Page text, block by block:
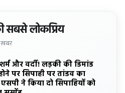
सबसे लोकप्रिय
खबर
और वर्दी! लड़की की डिमांड
पर सिपाही पर तांडव का
ने किया दो सिपाहियों को